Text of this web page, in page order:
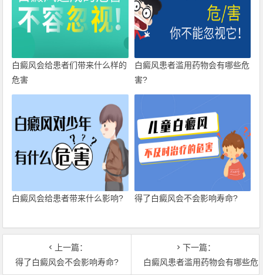
白癜风会给患者们带来什么样的
危害
白癜风患者滥用药物会有哪些危
害?
白癜风会给患者带来什么影响? 得了白癜风会不会影响寿命?
上一篇：
得了白癜风会不会影响寿命?
下一篇：
白癜风患者滥用药物会有哪些危